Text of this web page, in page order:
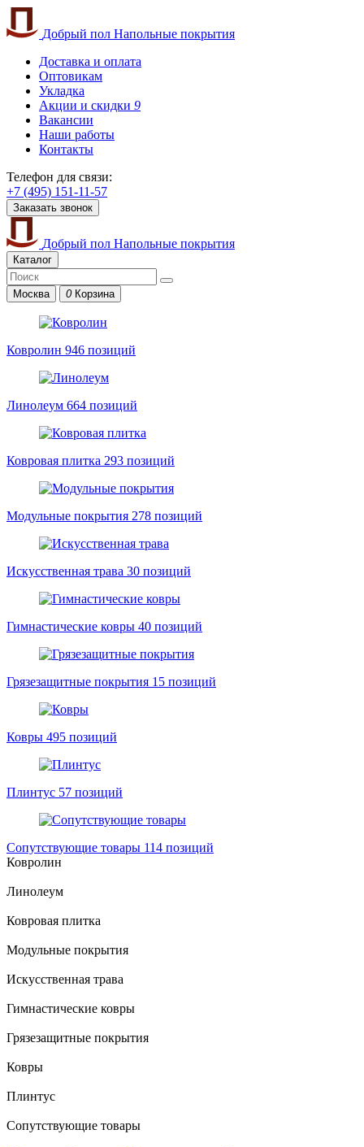
Добрый пол Напольные покрытия
Доставка и оплата
Оптовикам
Укладка
Акции и скидки 9
Вакансии
Наши работы
Контакты
Телефон для связи:
+7 (495) 151-11-57
Заказать звонок
Добрый пол Напольные покрытия
Каталог
Москва 0 Корзина
Ковролин 946 позиций
Линолеум 664 позиций
Ковровая плитка 293 позиций
Модульные покрытия 278 позиций
Искусственная трава 30 позиций
Гимнастические ковры 40 позиций
Грязезащитные покрытия 15 позиций
Ковры 495 позиций
Плинтус 57 позиций
Сопутствующие товары 114 позиций
Ковролин
Линолеум
Ковровая плитка
Модульные покрытия
Искусственная трава
Гимнастические ковры
Грязезащитные покрытия
Ковры
Плинтус
Сопутствующие товары